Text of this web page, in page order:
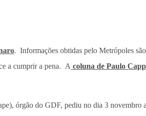
. Informações obtidas pelo Metrópoles
a cumprir a pena. A coluna de Paulo
órgão do GDF, pediu no dia 3